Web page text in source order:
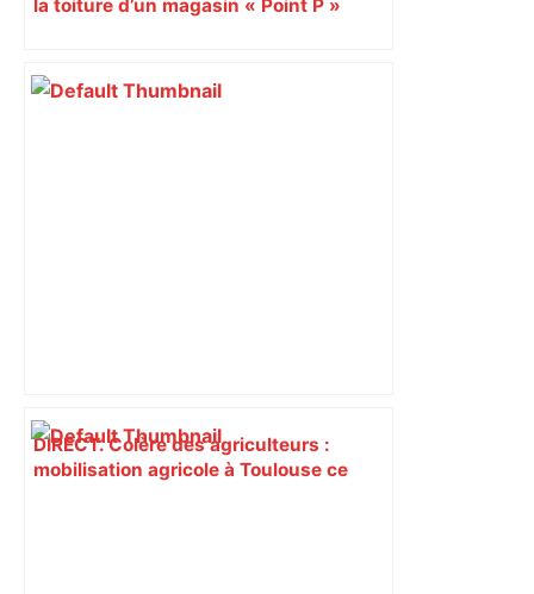
la toiture d’un magasin « Point P »
DIRECT. Colère des agriculteurs :
mobilisation agricole à Toulouse ce